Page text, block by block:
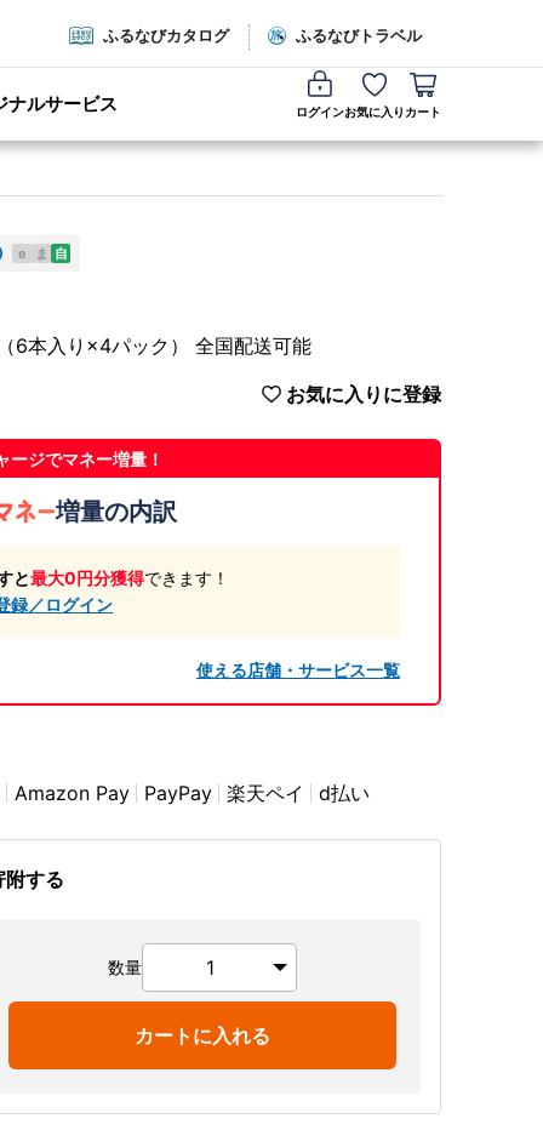
ふるなびカタログ ふるなびトラベル
ナルサービス ログインお気に入り カート
e ま 自
6本入り×4パック） 全国配送可能
お気に入りに登録
ージでマネー増量！
増量の内訳
と最大0円分獲得できます！
録／ログイン
使える店舗・サービス一覧
Amazon Pay PayPay 楽天ペイ d払い
する
数量
カートに入れる